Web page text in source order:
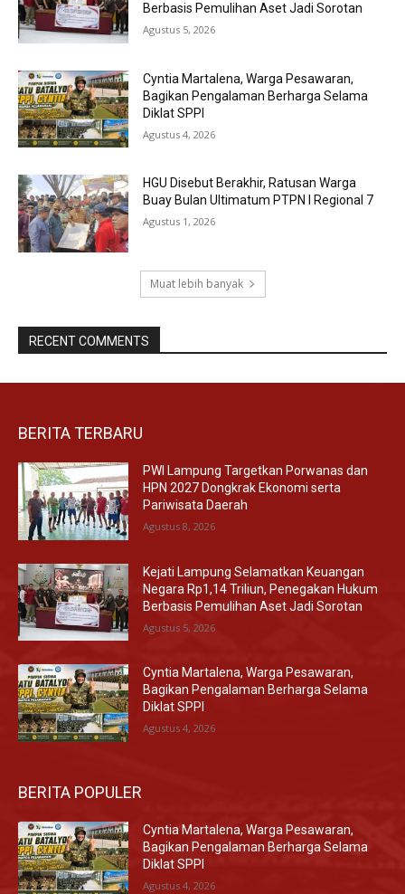
Berbasis Pemulihan Aset Jadi Sorotan
Agustus 5, 2026
Cyntia Martalena, Warga Pesawaran,
Bagikan Pengalaman Berharga Selama
Diklat SPPI
Agustus 4, 2026
HGU Disebut Berakhir, Ratusan Warga
Buay Bulan Ultimatum PTPN I Regional 7
Agustus 1, 2026
Muat lebih banyak
RECENT COMMENTS
BERITA TERBARU
PWI Lampung Targetkan Porwanas dan
HPN 2027 Dongkrak Ekonomi serta
Pariwisata Daerah
Agustus 8, 2026
Kejati Lampung Selamatkan Keuangan
Negara Rp1,14 Triliun, Penegakan Hukum
Berbasis Pemulihan Aset Jadi Sorotan
Agustus 5, 2026
Cyntia Martalena, Warga Pesawaran,
Bagikan Pengalaman Berharga Selama
Diklat SPPI
Agustus 4, 2026
BERITA POPULER
Cyntia Martalena, Warga Pesawaran,
Bagikan Pengalaman Berharga Selama
Diklat SPPI
Agustus 4, 2026